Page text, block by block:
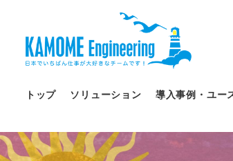
トップ ソリューション 導入事例・ユー